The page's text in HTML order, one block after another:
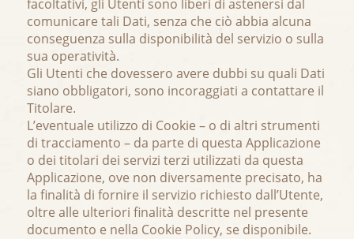
facoltativi, gli Utenti sono liberi di astenersi dal
comunicare tali Dati, senza che ciò abbia alcuna
conseguenza sulla disponibilità del servizio o sulla
sua operatività.
Gli Utenti che dovessero avere dubbi su quali Dati
siano obbligatori, sono incoraggiati a contattare il
Titolare.
L’eventuale utilizzo di Cookie – o di altri strumenti
di tracciamento – da parte di questa Applicazione
o dei titolari dei servizi terzi utilizzati da questa
Applicazione, ove non diversamente precisato, ha
la finalità di fornire il servizio richiesto dall’Utente,
oltre alle ulteriori finalità descritte nel presente
documento e nella Cookie Policy, se disponibile.